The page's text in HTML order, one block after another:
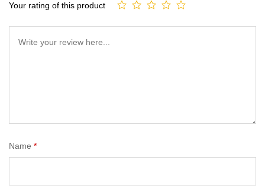
Your rating of this product
Name *